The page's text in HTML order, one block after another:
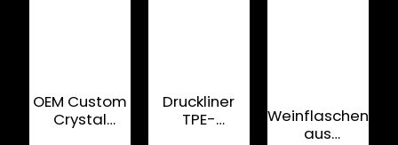
OEM Custom
Crystal
Druckliner
TPE-
aus